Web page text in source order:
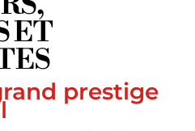
ET
prestige